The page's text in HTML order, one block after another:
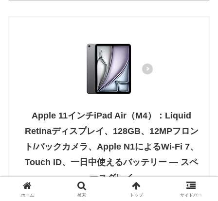
Apple 11インチiPad Air（M4）：Liquid
Retinaディスプレイ、128GB、12MPフロン
ト/バックカメラ、Apple N1によるWi-Fi 7、
Touch ID、一日中使えるバッテリー — スペ
ースグレイ
Rinker
ホーム 検索 トップ サイドバー